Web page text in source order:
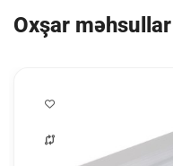
Oxşar məhsullar